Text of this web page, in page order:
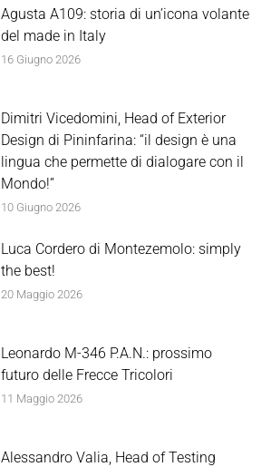
Agusta A109: storia di un’icona volante
del made in Italy
16 Giugno 2026
Dimitri Vicedomini, Head of Exterior
Design di Pininfarina: “il design è una
lingua che permette di dialogare con il
Mondo!”
10 Giugno 2026
Luca Cordero di Montezemolo: simply
the best!
20 Maggio 2026
Leonardo M-346 P.A.N.: prossimo
futuro delle Frecce Tricolori
11 Maggio 2026
Alessandro Valia, Head of Testing